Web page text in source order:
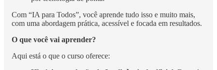
Com “IA para Todos”, você aprende tudo isso e muito mais,
com uma abordagem prática, acessível e focada em resultados.
O que você vai aprender?
Aqui está o que o curso oferece: